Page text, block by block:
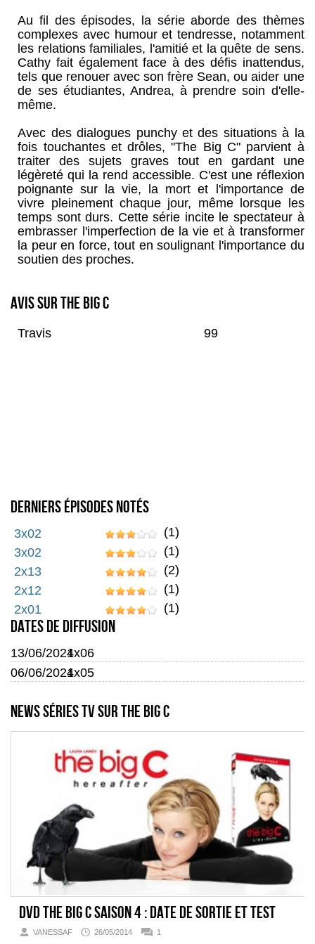
Au fil des épisodes, la série aborde des thèmes
complexes avec humour et tendresse, notamment
les relations familiales, l'amitié et la quête de sens.
Cathy fait également face à des défis inattendus,
tels que renouer avec son frère Sean, ou aider une
de ses étudiantes, Andrea, à prendre soin d'elle-
même.
Avec des dialogues punchy et des situations à la
fois touchantes et drôles, "The Big C" parvient à
traiter des sujets graves tout en gardant une
légèreté qui la rend accessible. C'est une réflexion
poignante sur la vie, la mort et l'importance de
vivre pleinement chaque jour, même lorsque les
temps sont durs. Cette série incite le spectateur à
embrasser l'imperfection de la vie et à transformer
la peur en force, tout en soulignant l'importance du
soutien des proches.
Avis sur The Big C
Travis 99
Derniers épisodes notés
3x02
(1)
3x02
(1)
2x13
(2)
2x12
(1)
2x01
(1)
Dates de diffusion
13/06/20241x06
06/06/20241x05
News séries TV sur The Big C
DVD The Big C Saison 4 : date de sortie et test
VANESSAF 26/05/2014 1